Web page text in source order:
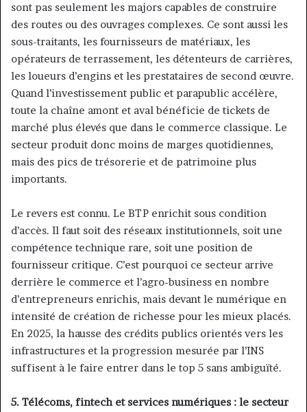
sont pas seulement les majors capables de construire
des routes ou des ouvrages complexes. Ce sont aussi les
sous-traitants, les fournisseurs de matériaux, les
opérateurs de terrassement, les détenteurs de carrières,
les loueurs d’engins et les prestataires de second œuvre.
Quand l’investissement public et parapublic accélère,
toute la chaîne amont et aval bénéficie de tickets de
marché plus élevés que dans le commerce classique. Le
secteur produit donc moins de marges quotidiennes,
mais des pics de trésorerie et de patrimoine plus
importants.
Le revers est connu. Le BTP enrichit sous condition
d’accès. Il faut soit des réseaux institutionnels, soit une
compétence technique rare, soit une position de
fournisseur critique. C’est pourquoi ce secteur arrive
derrière le commerce et l’agro-business en nombre
d’entrepreneurs enrichis, mais devant le numérique en
intensité de création de richesse pour les mieux placés.
En 2025, la hausse des crédits publics orientés vers les
infrastructures et la progression mesurée par l’INS
suffisent à le faire entrer dans le top 5 sans ambiguïté.
5. Télécoms, fintech et services numériques : le secteur